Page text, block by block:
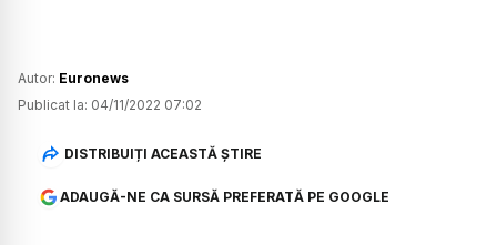
Autor: Euronews
Publicat la: 04/11/2022 07:02
DISTRIBUIȚI ACEASTĂ ȘTIRE
ADAUGĂ-NE CA SURSĂ PREFERATĂ PE GOOGLE